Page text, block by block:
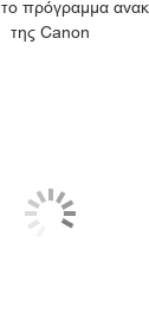
το πρόγραμμα
της Canon